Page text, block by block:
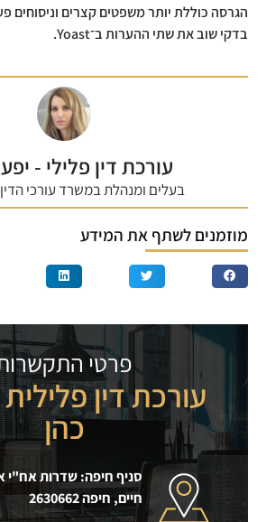
הגרסה כוללת יותר משפטים קצרים וניסוחים
בדקי שוב את שתי ההערות ב־Yoast.
עורכת דין פלילי -
בעלים ומנהלת במשרד עורכי
מוזמנים לשתף את המידע
פרטי
עורכת דין
כהן
חיים, חיפה 2630662